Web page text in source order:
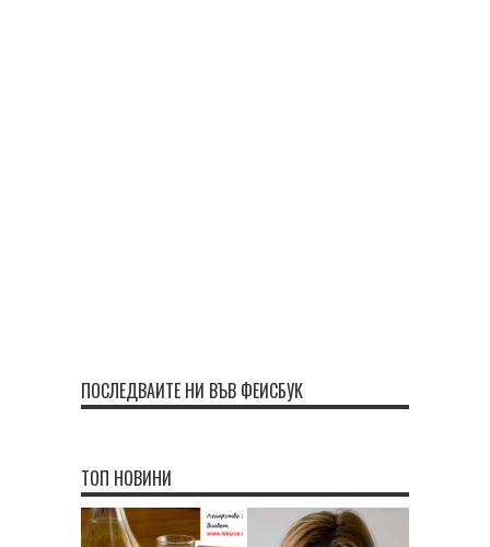
ПОСЛЕДВАЙТЕ НИ ВЪВ ФЕЙСБУК
ТОП НОВИНИ